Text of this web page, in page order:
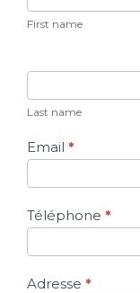
bénévole
First name
Last name
Email *
Téléphone *
Adresse *